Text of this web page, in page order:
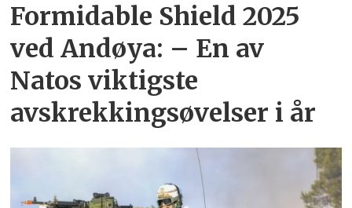
Formidable Shield 2025
ved Andøya: – En av
Natos viktigste
avskrekkingsøvelser i år